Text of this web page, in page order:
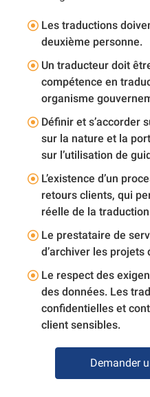
Les traductions
deuxième personne.
Un traducteur doit
compétence en
organisme
Définir et s’accorder
sur la nature et la
sur l’utilisation de
L’existence d’un
retours clients, qui
réelle de la
Le prestataire de
d’archiver les projets
Le respect des
des données. Les
confidentielles et
client sensibles.
Demander